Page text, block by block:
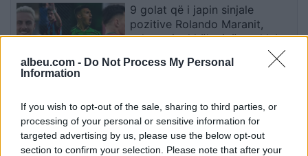
albeu.com - Do Not Process My Personal
Information
If you wish to opt-out of the sale, sharing to third parties, or
processing of your personal or sensitive information for
targeted advertising by us, please use the below opt-out
section to confirm your selection. Please note that after your
9 golat që i japin sinjale
pozitive Rolando Maranit,
sulmuesit shkëlqejnë me klubet
7.4 godet Kolumbinë, 110
viktima dhe persona ende të
bllokuar nën rrënoja